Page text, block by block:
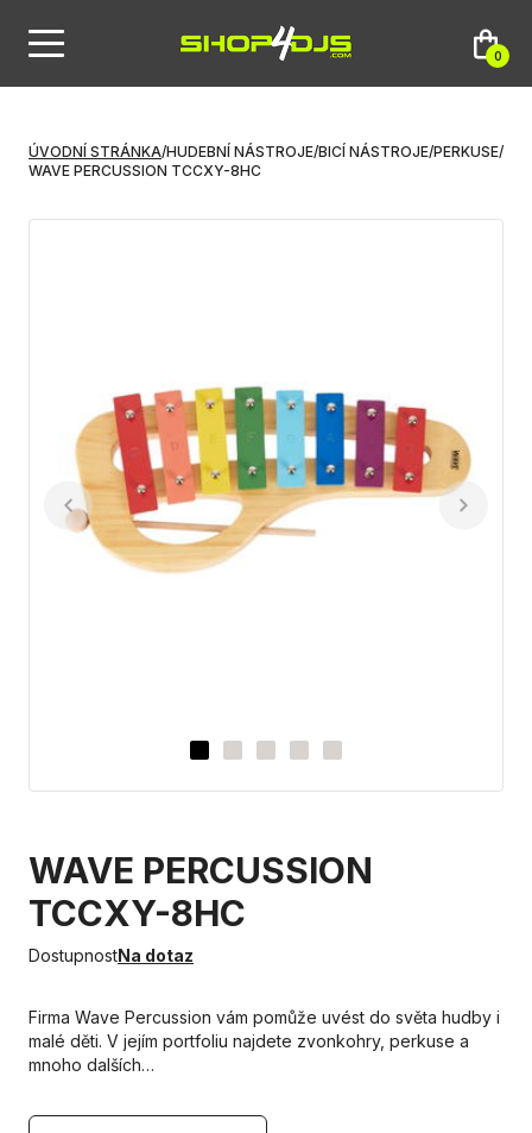
0
ÚVODNÍ STRÁNKA/HUDEBNÍ NÁSTROJE/BICÍ NÁSTROJE/PERKUSE/
WAVE PERCUSSION TCCXY-8HC
WAVE PERCUSSION
TCCXY-8HC
DostupnostNa dotaz
Firma Wave Percussion vám pomůže uvést do světa hudby i
malé děti. V jejím portfoliu najdete zvonkohry, perkuse a
mnoho dalších…